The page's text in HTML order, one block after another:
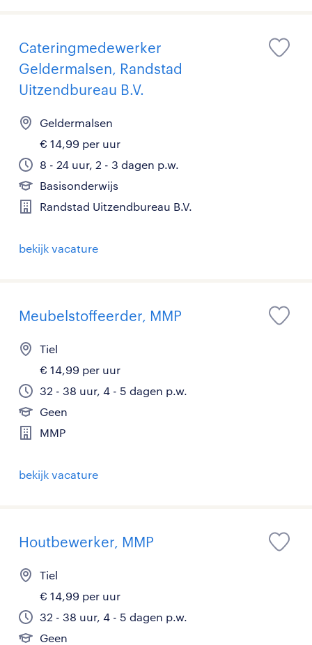
Cateringmedewerker
Geldermalsen, Randstad
Uitzendbureau B.V.
Geldermalsen
€ 14,99 per uur
8 - 24 uur, 2 - 3 dagen p.w.
Basisonderwijs
Randstad Uitzendbureau B.V.
bekijk vacature
Meubelstoffeerder, MMP
Tiel
€ 14,99 per uur
32 - 38 uur, 4 - 5 dagen p.w.
Geen
MMP
bekijk vacature
Houtbewerker, MMP
Tiel
€ 14,99 per uur
32 - 38 uur, 4 - 5 dagen p.w.
Geen